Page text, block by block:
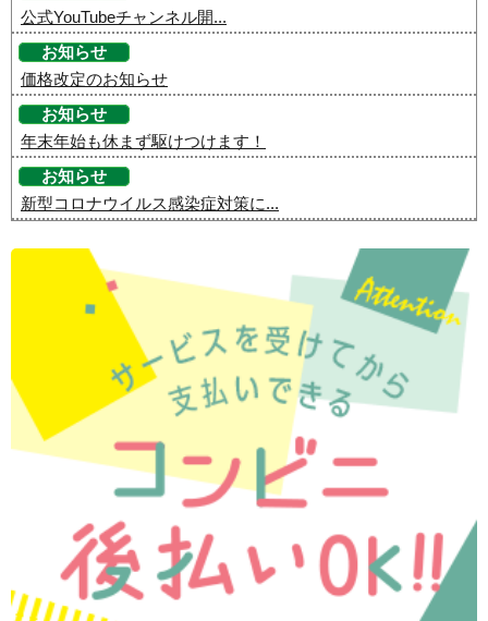
公式YouTubeチャンネル開...
お知らせ
価格改定のお知らせ
お知らせ
年末年始も休まず駆けつけます！
お知らせ
新型コロナウイルス感染症対策に...